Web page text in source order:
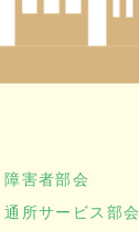
障害者部会
通所サービス部会